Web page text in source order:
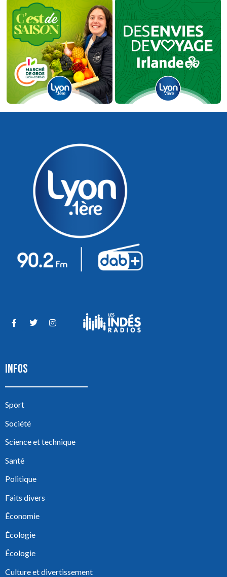
INFOS
Sport
Société
Science et technique
Santé
Politique
Faits divers
Économie
Écologie
Écologie
Culture et divertissement